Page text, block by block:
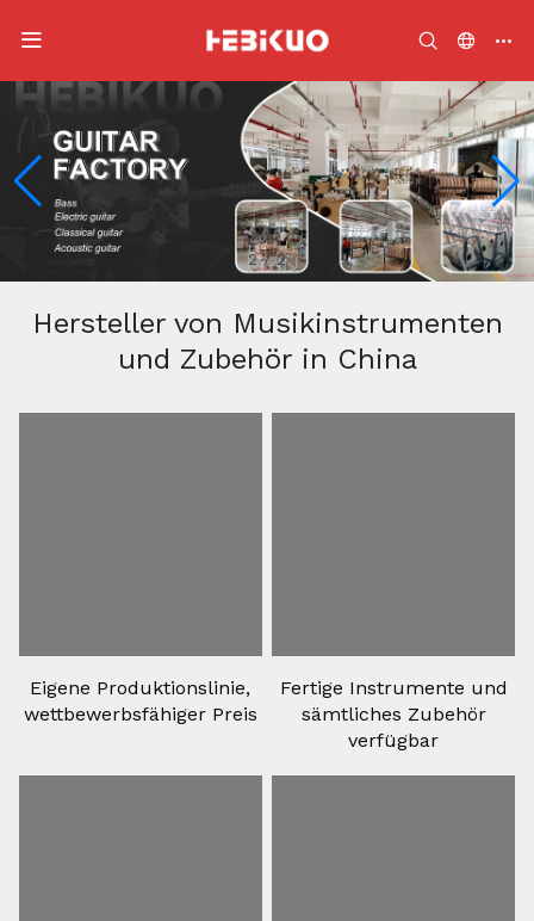
2/2
Hersteller von Musikinstrumenten
und Zubehör in China
Eigene Produktionslinie,
wettbewerbsfähiger Preis
Fertige Instrumente und
sämtliches Zubehör
verfügbar